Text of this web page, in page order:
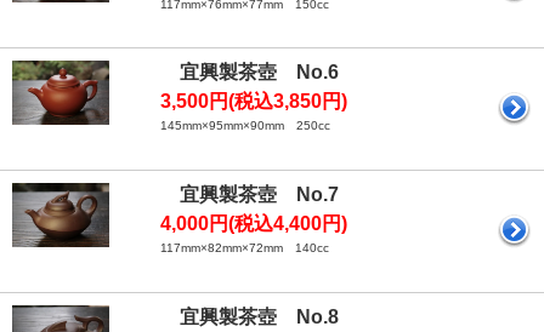
117mm×76mm×77mm 150cc
宜興製茶壺 No.6
3,500円(税込3,850円)
145mm×95mm×90mm 250cc
宜興製茶壺 No.7
4,000円(税込4,400円)
117mm×82mm×72mm 140cc
宜興製茶壺 No.8